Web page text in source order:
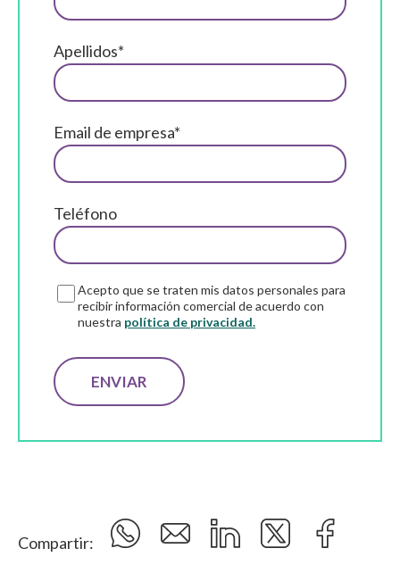
Apellidos*
Email de empresa*
Teléfono
Acepto que se traten mis datos personales para
recibir información comercial de acuerdo con
nuestra política de privacidad.
Compartir: